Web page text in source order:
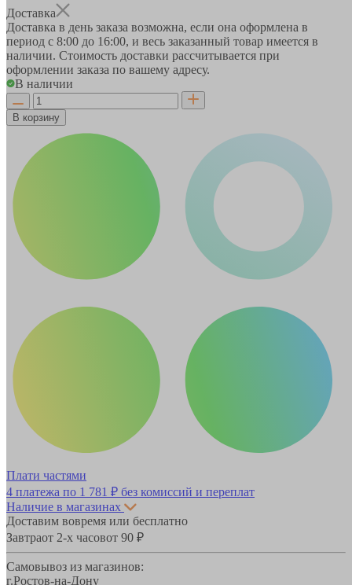
Доставка
Доставка в день заказа возможна, если она оформлена в
период с 8:00 до 16:00, и весь заказанный товар имеется в
наличии. Стоимость доставки рассчитывается при
оформлении заказа по вашему адресу.
В наличии
В корзину
Плати частями
4 платежа по 1 781 ₽ без комиссий и переплат
Наличие в магазинах
Доставим вовремя или бесплатно
Завтраот 2-х часовот 90 ₽
Самовывоз из магазинов:
г.Ростов-на-Дону